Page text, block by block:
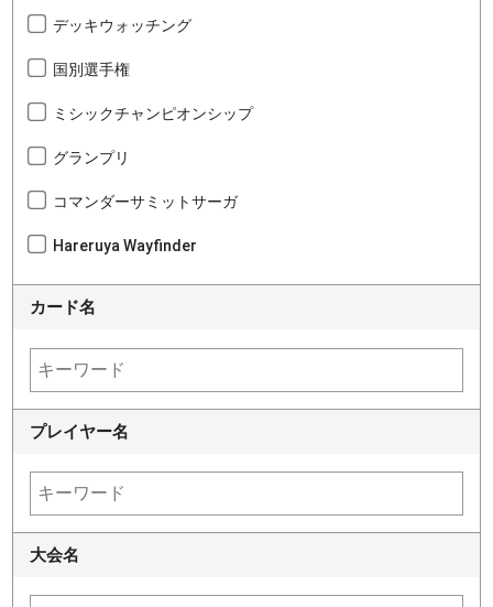
デッキウォッチング
国別選手権
ミシックチャンピオンシップ
グランプリ
コマンダーサミットサーガ
Hareruya Wayfinder
カード名
プレイヤー名
大会名